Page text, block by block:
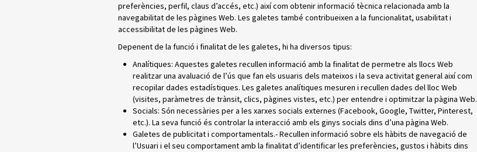
preferències, perfil, claus d’accés, etc.) així com obtenir informació tècnica relacionada amb la
navegabilitat de les pàgines Web. Les galetes també contribueixen a la funcionalitat, usabilitat i
accessibilitat de les pàgines Web.
Depenent de la funció i finalitat de les galetes, hi ha diversos tipus:
Analítiques: Aquestes galetes recullen informació amb la finalitat de permetre als llocs Web
realitzar una avaluació de l’ús que fan els usuaris dels mateixos i la seva activitat general així com
recopilar dades estadístiques. Les galetes analítiques mesuren i recullen dades del lloc Web
(visites, paràmetres de trànsit, clics, pàgines vistes, etc.) per entendre i optimitzar la pàgina Web.
Socials: Són necessàries per a les xarxes socials externes (Facebook, Google, Twitter, Pinterest,
etc.). La seva funció és controlar la interacció amb els ginys socials dins d’una pàgina Web.
Galetes de publicitat i comportamentals.- Recullen informació sobre els hàbits de navegació de
l’Usuari i el seu comportament amb la finalitat d’identificar les preferències, gustos i hàbits dins